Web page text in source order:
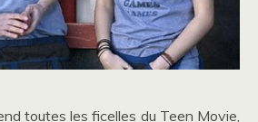
toutes les ficelles du Teen Movie,